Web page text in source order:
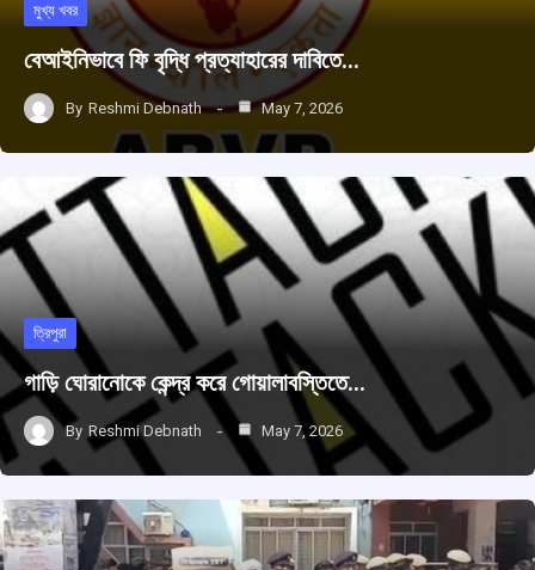
মুখ্য খবর
বেআইনিভাবে ফি বৃদ্ধি প্রত্যাহারের দাবিতে…
By Reshmi Debnath May 7, 2026
ত্রিপুরা
গাড়ি ঘোরানোকে কেন্দ্র করে গোয়ালাবস্তিতে…
By Reshmi Debnath May 7, 2026